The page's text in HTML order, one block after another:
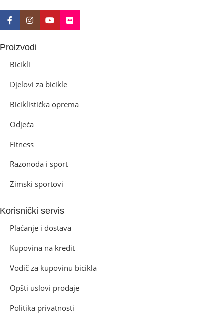
Proizvodi
Bicikli
Djelovi za bicikle
Biciklistička oprema
Odjeća
Fitness
Razonoda i sport
Zimski sportovi
Korisnički servis
Plaćanje i dostava
Kupovina na kredit
Vodič za kupovinu bicikla
Opšti uslovi prodaje
Politika privatnosti